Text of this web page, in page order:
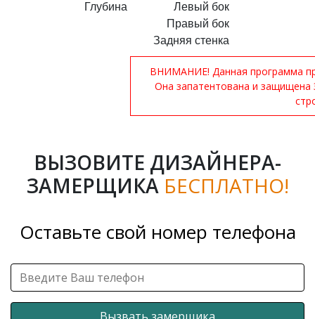
Глубина
Левый бок
Правый бок
Задняя стенка
ВНИМАНИЕ! Данная программа
Она запатентована и
ВЫЗОВИТЕ ДИЗАЙНЕРА-
ЗАМЕРЩИКА БЕСПЛАТНО!
Оставьте свой номер телефона